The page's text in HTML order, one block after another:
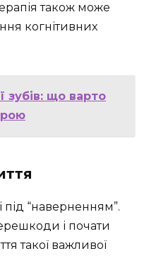
також може
когнітивних
зубів: що варто
“наверненням”.
і почати
такої важливої